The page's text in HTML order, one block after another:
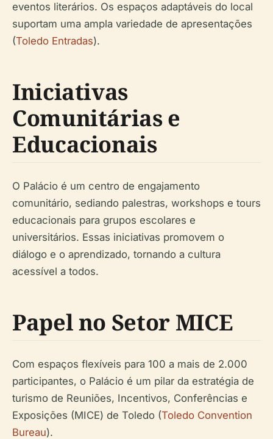
eventos literários. Os espaços adaptáveis do local
suportam uma ampla variedade de apresentações
(Toledo Entradas).
Iniciativas
Comunitárias e
Educacionais
O Palácio é um centro de engajamento
comunitário, sediando palestras, workshops e tours
educacionais para grupos escolares e
universitários. Essas iniciativas promovem o
diálogo e o aprendizado, tornando a cultura
acessível a todos.
Papel no Setor MICE
Com espaços flexíveis para 100 a mais de 2.000
participantes, o Palácio é um pilar da estratégia de
turismo de Reuniões, Incentivos, Conferências e
Exposições (MICE) de Toledo (Toledo Convention
Bureau).